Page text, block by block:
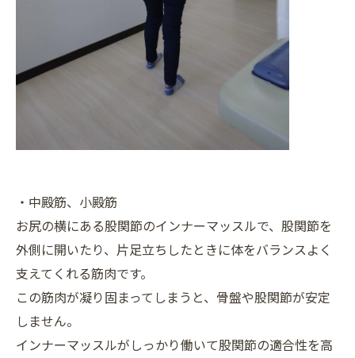
・中殿筋、小殿筋
お尻の横にある股関節のインナーマッスルで、股関節を
外側に開いたり、片足立ちしたときに体をバランスよく
支えてくれる筋肉です。
この筋肉が凝り固まってしまうと、骨盤や股関節が安定
しません。
インナーマッスルがしっかり働いて股関節の適合性を高